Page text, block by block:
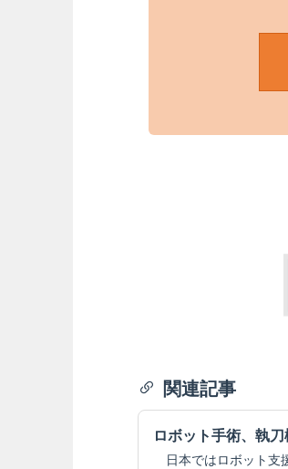
関連記事
ロボット手術、執
日本ではロボット支